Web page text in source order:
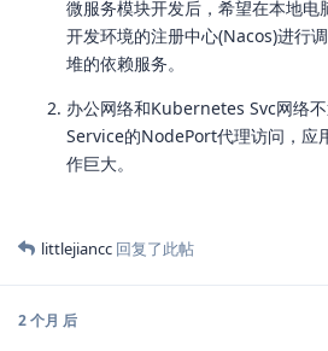
微服务模块开发后，希望在本地
开发环境的注册中心(Nacos)进行
堆的依赖服务。
办公网络和Kubernetes Svc网络
Service的NodePort代理访问，应
作巨大。
littlejiancc 回复了此帖
2 个月 后